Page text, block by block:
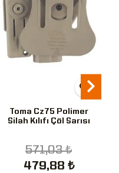
Toma Cz75 Polimer
Silah Kılıfı Çöl Sarısı
571,03 ₺
479,88 ₺